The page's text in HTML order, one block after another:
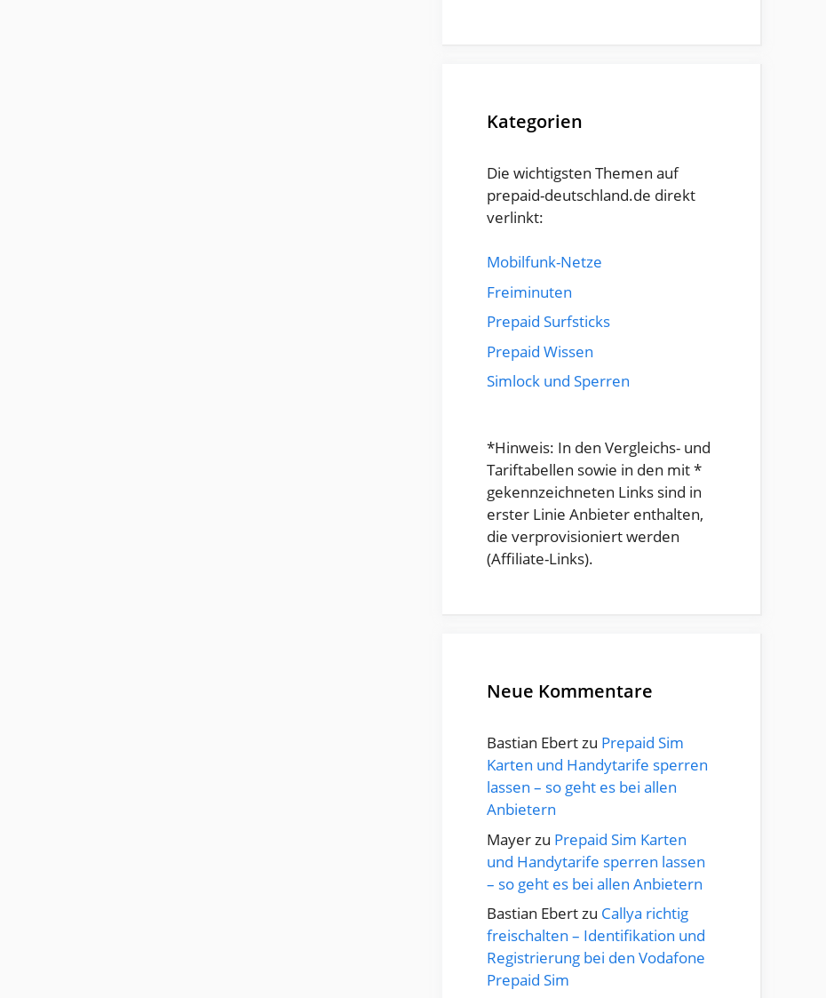
Kategorien
Die wichtigsten Themen auf
prepaid-deutschland.de direkt
verlinkt:
Mobilfunk-Netze
Freiminuten
Prepaid Surfsticks
Prepaid Wissen
Simlock und Sperren
*Hinweis: In den Vergleichs- und
Tariftabellen sowie in den mit *
gekennzeichneten Links sind in
erster Linie Anbieter enthalten,
die verprovisioniert werden
(Affiliate-Links).
Neue Kommentare
Bastian Ebertzu Prepaid Sim
Karten und Handytarife sperren
lassen – so geht es bei allen
Anbietern
Mayer zu Prepaid Sim Karten
und Handytarife sperren lassen
– so geht es bei allen Anbietern
Bastian Ebertzu Callya richtig
freischalten – Identifikation und
Registrierung bei den Vodafone
Prepaid Sim